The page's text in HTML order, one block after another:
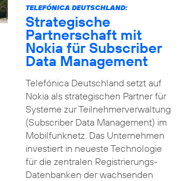
TELEFÓNICA DEUTSCHLAND:
Strategische
Partnerschaft mit
Nokia für Subscriber
Data Management
Telefónica Deutschland setzt auf
Nokia als strategischen Partner für
Systeme zur Teilnehmerverwaltung
(Subscriber Data Management) im
Mobilfunknetz. Das Unternehmen
investiert in neueste Technologie
für die zentralen Registrierungs-
Datenbanken der wachsenden